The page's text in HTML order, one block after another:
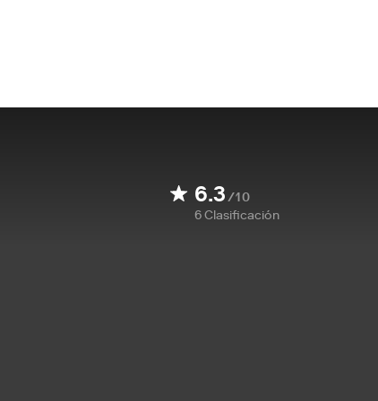
6.3/10
6Clasificación